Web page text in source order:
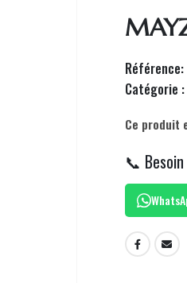
Référence:
Catégorie :
Ce produit
📞 Besoin